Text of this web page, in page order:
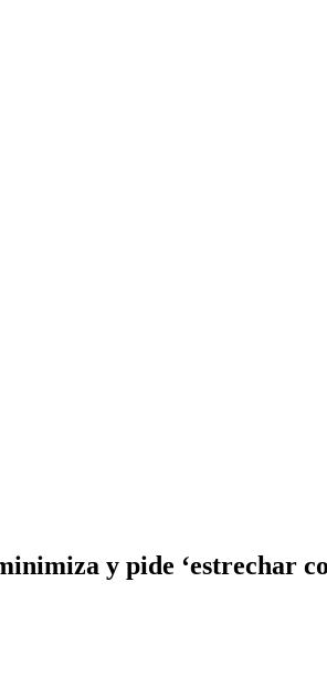
y pide ‘estrechar